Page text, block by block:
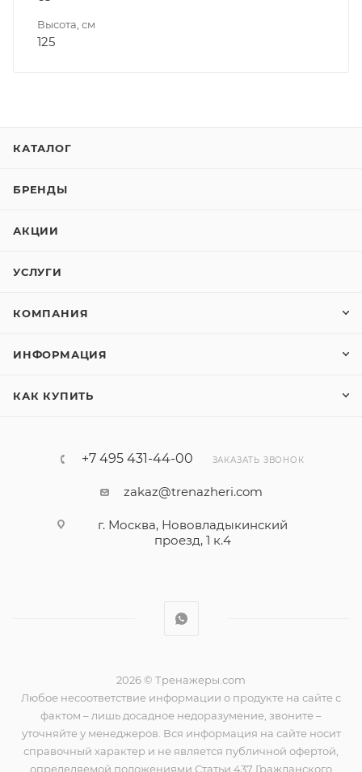
Высота, см
125
КАТАЛОГ
БРЕНДЫ
АКЦИИ
УСЛУГИ
КОМПАНИЯ
ИНФОРМАЦИЯ
КАК КУПИТЬ
+7 495 431-44-00 ЗАКАЗАТЬ ЗВОНОК
zakaz@trenazheri.com
г. Москва, Нововладыкинский
проезд, 1 к.4
2026 © Тренажеры.com
Любое несоответствие информации о продукте на сайте с
фактом – лишь досадное недоразумение, звоните –
уточняйте у менеджеров. Вся информация на сайте носит
справочный характер и не является публичной офертой,
определяемой положениями Статьи 437 Гражданского